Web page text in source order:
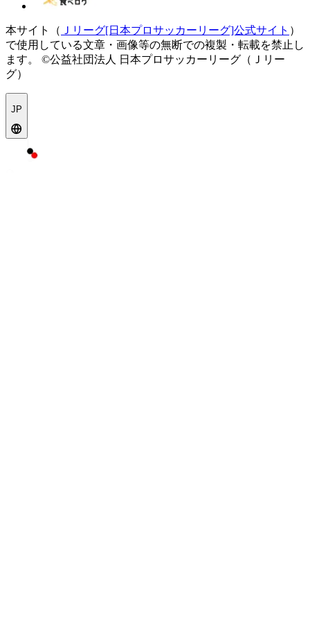
本サイト（ Ｊリーグ[日本プロサッカーリーグ]公式サイト ）
で使用している文章・画像等の無断での複製・転載を禁止し
ます。
©公益社団法人 日本プロサッカーリーグ（Ｊリー
グ）
JP